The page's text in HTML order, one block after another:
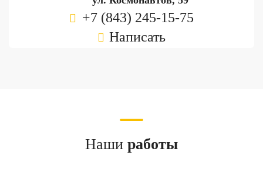
+7 (843) 245-15-75
Написать
Наши работы